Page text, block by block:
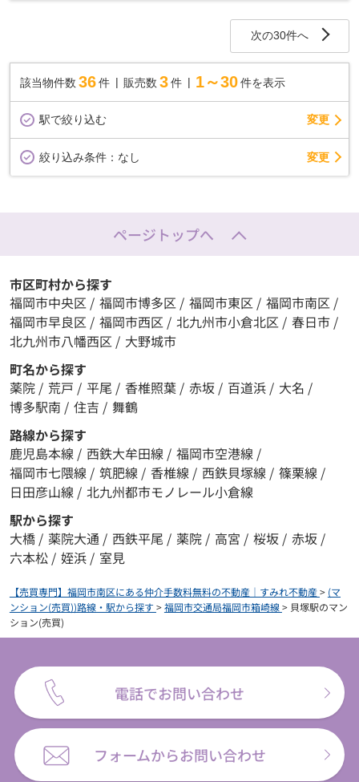
次の30件へ
該当物件数 36件 販売数 3 件 1～30 件を表示
駅で絞り込む 変更
絞り込み条件： なし 変更
ページトップへ
市区町村から探す
福岡市中央区 / 福岡市博多区 / 福岡市東区 / 福岡市南区 /
福岡市早良区 / 福岡市西区 / 北九州市小倉北区 / 春日市 /
北九州市八幡西区 / 大野城市
町名から探す
薬院 / 荒戸 / 平尾 / 香椎照葉 / 赤坂 / 百道浜 / 大名 /
博多駅南 / 住吉 / 舞鶴
路線から探す
鹿児島本線 / 西鉄大牟田線 / 福岡市空港線 /
福岡市七隈線 / 筑肥線 / 香椎線 / 西鉄貝塚線 / 篠栗線 /
日田彦山線 / 北九州都市モノレール小倉線
駅から探す
大橋 / 薬院大通 / 西鉄平尾 / 薬院 / 高宮 / 桜坂 / 赤坂 /
六本松 / 姪浜 / 室見
【売買専門】福岡市南区にある仲介手数料無料の不動産｜すみれ不動産> (マ
ンション(売買))路線・駅から探す>福岡市交通局福岡市箱崎線> 貝塚駅のマン
ション(売買)
電話でお問い合わせ
フォームからお問い合わせ